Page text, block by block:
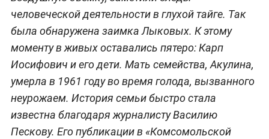
человеческой деятельности в глухой тайге. Так
была обнаружена заимка Лыковых. К этому
моменту в живых оставались пятеро: Карп
Иосифович и его дети. Мать семейства, Акулина,
умерла в 1961 году во время голода, вызванного
неурожаем. История семьи быстро стала
известна благодаря журналисту Василию
Пескову. Его публикации в «Комсомольской